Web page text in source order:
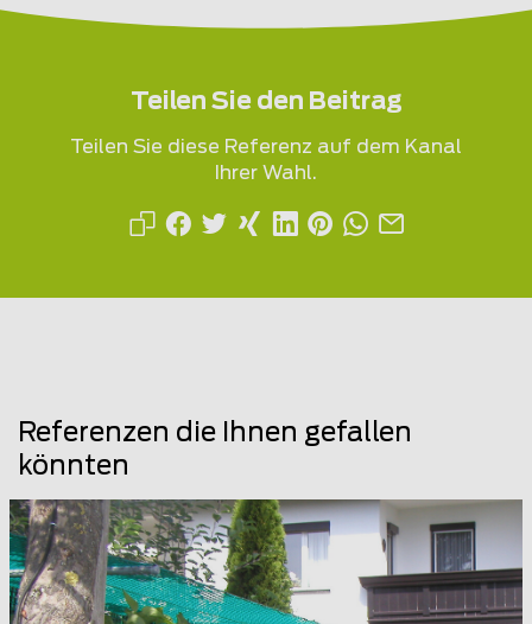
Teilen Sie den Beitrag
Teilen Sie diese Referenz auf dem Kanal
Ihrer Wahl.
Referenzen die Ihnen gefallen
könnten